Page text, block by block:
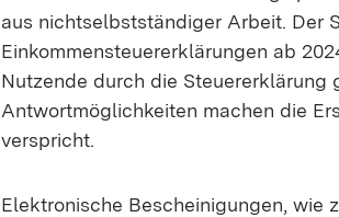
aus nichtselbstständiger Arbeit. Der
Einkommensteuererklärungen ab
Nutzende durch die Steuererklärung
Antwortmöglichkeiten machen die
verspricht.
Elektronische Bescheinigungen, wie